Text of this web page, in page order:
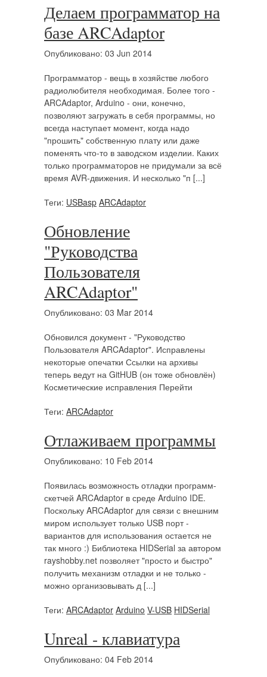
Делаем программатор на
базе ARCAdaptor
Опубликовано: 03 Jun 2014
Программатор - вещь в хозяйстве любого
радиолюбителя необходимая. Более того -
ARCAdaptor, Arduino - они, конечно,
позволяют загружать в себя программы, но
всегда наступает момент, когда надо
"прошить" собственную плату или даже
поменять что-то в заводском изделии. Каких
только программаторов не придумали за всё
время AVR-движения. И несколько "п [...]
Теги: USBasp ARCAdaptor
Обновление
"Руководства
Пользователя
ARCAdaptor"
Опубликовано: 03 Mar 2014
Обновился документ - "Руководство
Пользователя ARCAdaptor". Исправлены
некоторые опечатки Ссылки на архивы
теперь ведут на GitHUB (он тоже обновлён)
Косметические исправления Перейти
Теги: ARCAdaptor
Отлаживаем программы
Опубликовано: 10 Feb 2014
Появилась возможность отладки программ-
скетчей ARCAdaptor в среде Arduino IDE.
Поскольку ARCAdaptor для связи с внешним
миром использует только USB порт -
вариантов для использования остается не
так много :) Библиотека HIDSerial за автором
rayshobby.net позволяет "просто и быстро"
получить механизм отладки и не только -
можно организовывать д [...]
Теги: ARCAdaptor Arduino V-USB HIDSerial
Unreal - клавиатура
Опубликовано: 04 Feb 2014